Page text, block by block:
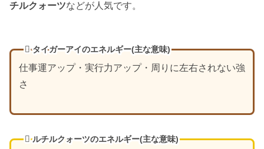
チルクォーツなどが人気です。
タイガーアイのエネルギー(主な意味)
仕事運アップ・実行力アップ・周りに左右されない強
さ
ルチルクォーツのエネルギー(主な意味)